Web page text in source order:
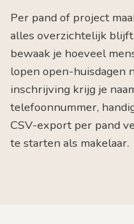
Per pand of project
alles overzichtelijk
bewaak je hoeveel
lopen open-huisdagen
inschrijving krijg je
telefoonnummer,
CSV-export per pand
te starten als makelaar.